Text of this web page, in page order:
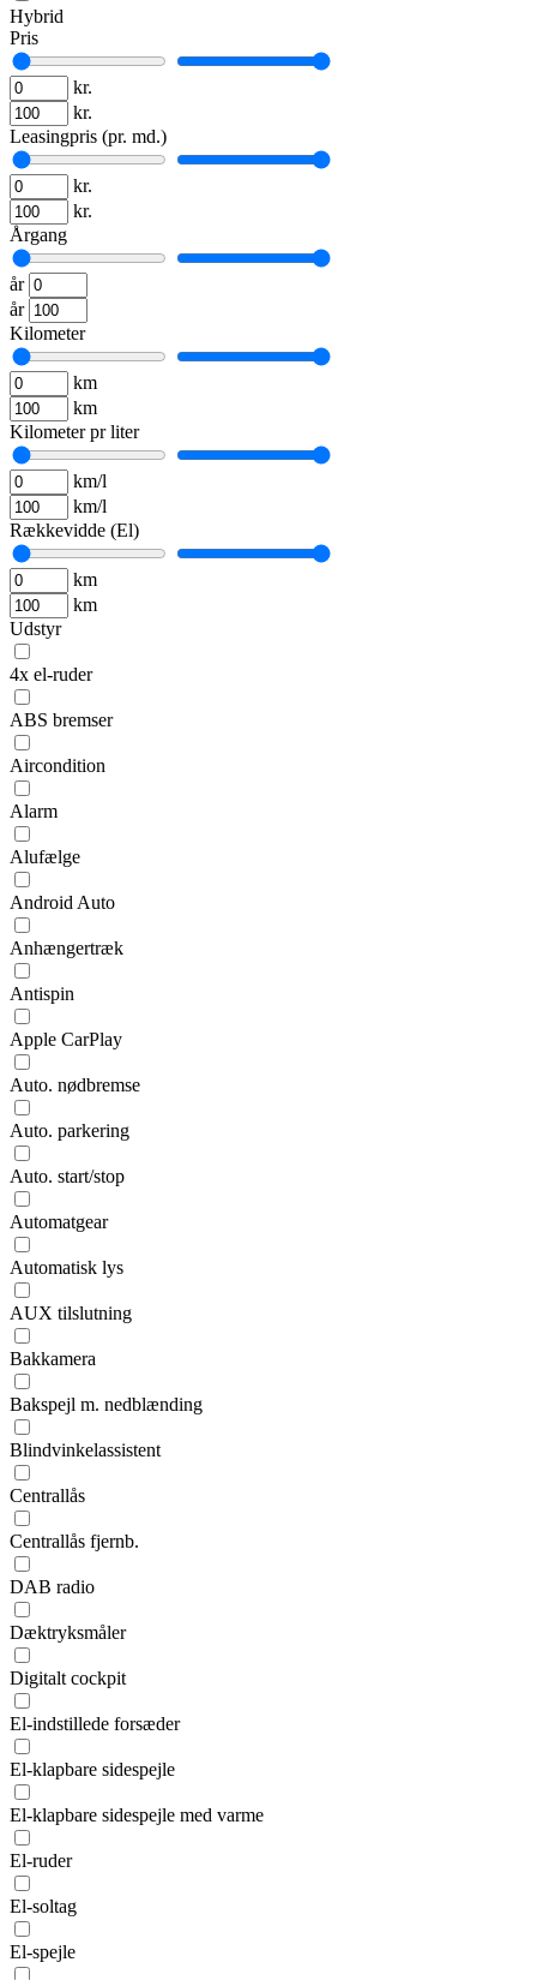
Hybrid
Pris
kr.
kr.
Leasingpris (pr. md.)
kr.
kr.
Årgang
år
år
Kilometer
km
km
Kilometer pr liter
km/l
km/l
Rækkevidde (El)
km
km
Udstyr
4x el-ruder
ABS bremser
Aircondition
Alarm
Alufælge
Android Auto
Anhængertræk
Antispin
Apple CarPlay
Auto. nødbremse
Auto. parkering
Auto. start/stop
Automatgear
Automatisk lys
AUX tilslutning
Bakkamera
Bakspejl m. nedblænding
Blindvinkelassistent
Centrallås
Centrallås fjernb.
DAB radio
Dæktryksmåler
Digitalt cockpit
El-indstillede forsæder
El-klapbare sidespejle
El-klapbare sidespejle med varme
El-ruder
El-soltag
El-spejle